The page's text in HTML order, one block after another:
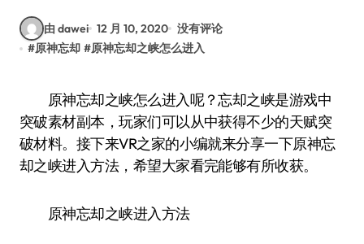
由 dawei 12 月 10, 2020 没有评论
#原神忘却 #原神忘却之峡怎么进入
原神忘却之峡怎么进入呢？忘却之峡是游戏中
突破素材副本，玩家们可以从中获得不少的天赋突
破材料。接下来VR之家的小编就来分享一下原神忘
却之峡进入方法，希望大家看完能够有所收获。
原神忘却之峡进入方法